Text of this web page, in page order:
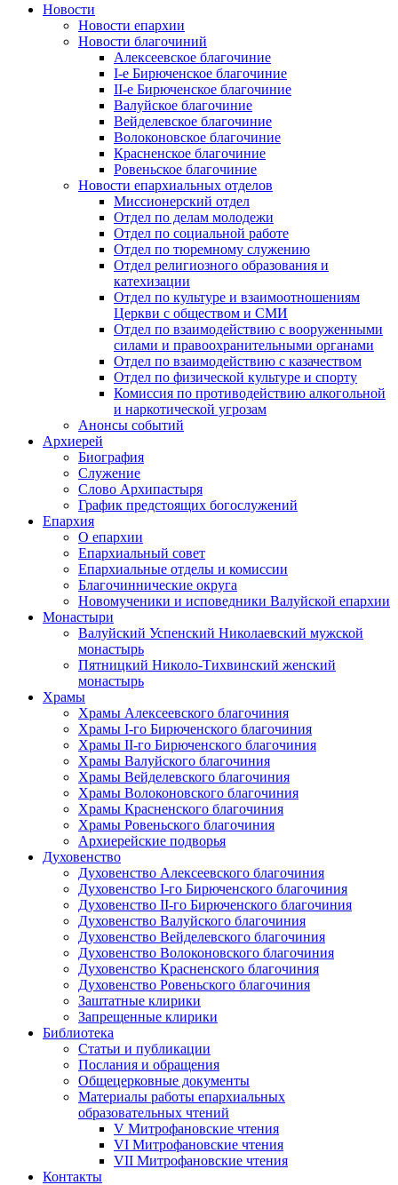
Новости
Новости епархии
Новости благочиний
Алексеевское благочиние
I-е Бирюченское благочиние
II-е Бирюченское благочиние
Валуйское благочиние
Вейделевское благочиние
Волоконовское благочиние
Красненское благочиние
Ровеньское благочиние
Новости епархиальных отделов
Миссионерский отдел
Отдел по делам молодежи
Отдел по социальной работе
Отдел по тюремному служению
Отдел религиозного образования и
катехизации
Отдел по культуре и взаимоотношениям
Церкви с обществом и СМИ
Отдел по взаимодействию с вооруженными
силами и правоохранительными органами
Отдел по взаимодействию с казачеством
Отдел по физической культуре и спорту
Комиссия по противодействию алкогольной
и наркотической угрозам
Анонсы событий
Архиерей
Биография
Служение
Слово Архипастыря
График предстоящих богослужений
Епархия
О епархии
Епархиальный совет
Епархиальные отделы и комиссии
Благочиннические округа
Новомученики и исповедники Валуйской епархии
Монастыри
Валуйский Успенский Николаевский мужской
монастырь
Пятницкий Николо-Тихвинский женский
монастырь
Храмы
Храмы Алексеевского благочиния
Храмы I-го Бирюченского благочиния
Храмы II-го Бирюченского благочиния
Храмы Валуйского благочиния
Храмы Вейделевского благочиния
Храмы Волоконовского благочиния
Храмы Красненского благочиния
Храмы Ровеньского благочиния
Архиерейские подворья
Духовенство
Духовенство Алексеевского благочиния
Духовенство I-го Бирюченского благочиния
Духовенство II-го Бирюченского благочиния
Духовенство Валуйского благочиния
Духовенство Вейделевского благочиния
Духовенство Волоконовского благочиния
Духовенство Красненского благочиния
Духовенство Ровеньского благочиния
Заштатные клирики
Запрещенные клирики
Библиотека
Статьи и публикации
Послания и обращения
Общецерковные документы
Материалы работы епархиальных
образовательных чтений
V Митрофановские чтения
VI Митрофановские чтения
VII Митрофановские чтения
Контакты